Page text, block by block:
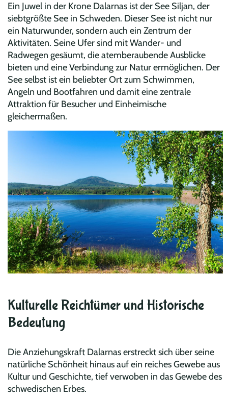
Ein Juwel in der Krone Dalarnas ist der See Siljan, der
siebtgrößte See in Schweden. Dieser See ist nicht nur
ein Naturwunder, sondern auch ein Zentrum der
Aktivitäten. Seine Ufer sind mit Wander- und
Radwegen gesäumt, die atemberaubende Ausblicke
bieten und eine Verbindung zur Natur ermöglichen. Der
See selbst ist ein beliebter Ort zum Schwimmen,
Angeln und Bootfahren und damit eine zentrale
Attraktion für Besucher und Einheimische
gleichermaßen.
Kulturelle Reichtümer und Historische
Bedeutung
Die Anziehungskraft Dalarnas erstreckt sich über seine
natürliche Schönheit hinaus auf ein reiches Gewebe aus
Kultur und Geschichte, tief verwoben in das Gewebe des
schwedischen Erbes.